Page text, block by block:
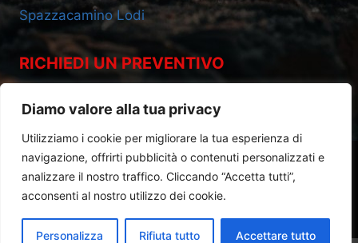
Diamo valore alla tua privacy
Utilizziamo i cookie per migliorare la tua esperienza di
navigazione, offrirti pubblicità o contenuti personalizzati e
analizzare il nostro traffico. Cliccando “Accetta tutti”,
acconsenti al nostro utilizzo dei cookie.
Personalizza Rifiuta tutto Accettare tutto
Spazzacamino Lodi
RICHIEDI UN PREVENTIVO
Cell 393.2685695